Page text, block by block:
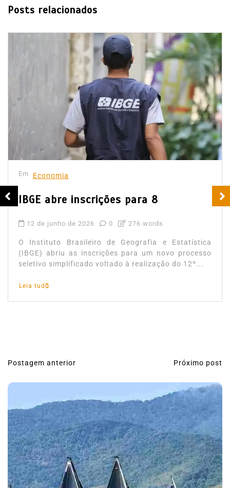
Posts relacionados
Em Economia
IBGE abre inscrições para 8
12 de junho de 2026 0 276 words
O Instituto Brasileiro de Geografia e Estatística
(IBGE) abriu as inscrições para um novo processo
seletivo simplificado voltado à realização do 12º...
Leia tudo
N
a
e
g
a
ç
ã
Postagem anterior Próximo post